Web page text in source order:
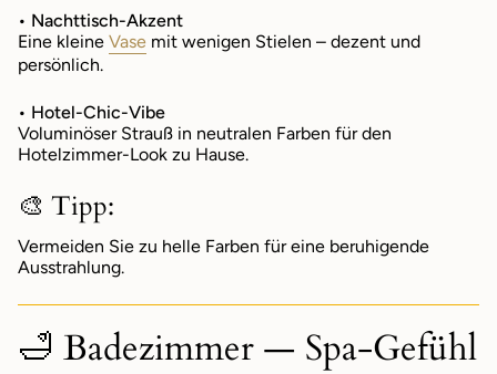
• Nachttisch-Akzent
Eine kleine Vase mit wenigen Stielen – dezent und
persönlich.
• Hotel-Chic-Vibe
Voluminöser Strauß in neutralen Farben für den
Hotelzimmer-Look zu Hause.
🎨 Tipp:
Vermeiden Sie zu helle Farben für eine beruhigende
Ausstrahlung.
🛁 Badezimmer — Spa-Gefühl